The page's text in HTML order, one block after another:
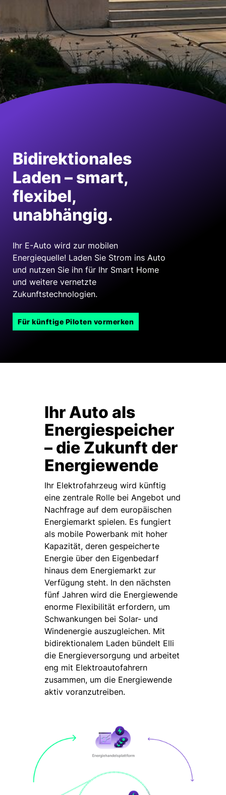
Bidirektionales
Laden – smart,
flexibel,
unabhängig.
Ihr E-Auto wird zur mobilen
Energiequelle! Laden Sie Strom ins Auto
und nutzen Sie ihn für Ihr Smart Home
und weitere vernetzte
Zukunftstechnologien.
Für künftige Piloten vormerken
Ihr Auto als
Energiespeicher
– die Zukunft der
Energiewende
Ihr Elektrofahrzeug wird künftig
eine zentrale Rolle bei Angebot und
Nachfrage auf dem europäischen
Energiemarkt spielen. Es fungiert
als mobile Powerbank mit hoher
Kapazität, deren gespeicherte
Energie über den Eigenbedarf
hinaus dem Energiemarkt zur
Verfügung steht. In den nächsten
fünf Jahren wird die Energiewende
enorme Flexibilität erfordern, um
Schwankungen bei Solar- und
Windenergie auszugleichen. Mit
bidirektionalem Laden bündelt Elli
die Energieversorgung und arbeitet
eng mit Elektroautofahrern
zusammen, um die Energiewende
aktiv voranzutreiben.